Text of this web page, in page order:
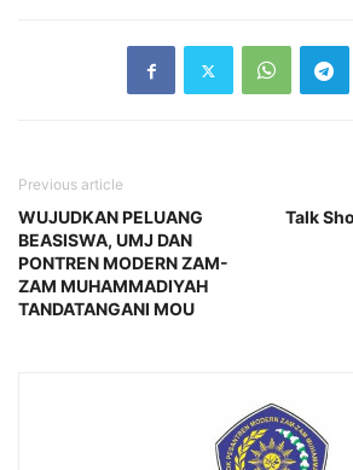
Previous article
WUJUDKAN PELUANG
BEASISWA, UMJ DAN
PONTREN MODERN ZAM-
ZAM MUHAMMADIYAH
TANDATANGANI MOU
Talk